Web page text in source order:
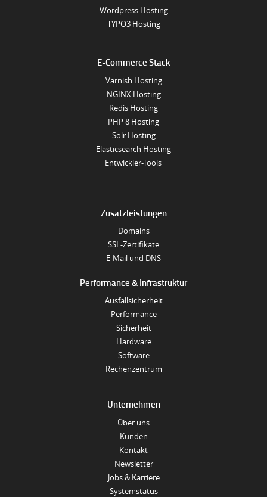
Wordpress Hosting
TYPO3 Hosting
E-Commerce Stack
Varnish Hosting
NGINX Hosting
Redis Hosting
PHP 8 Hosting
Solr Hosting
Elasticsearch Hosting
Entwickler-Tools
Zusatzleistungen
Domains
SSL-Zertifikate
E-Mail und DNS
Performance & Infrastruktur
Ausfallsicherheit
Performance
Sicherheit
Hardware
Software
Rechenzentrum
Unternehmen
Über uns
Kunden
Kontakt
Newsletter
Jobs & Karriere
Systemstatus